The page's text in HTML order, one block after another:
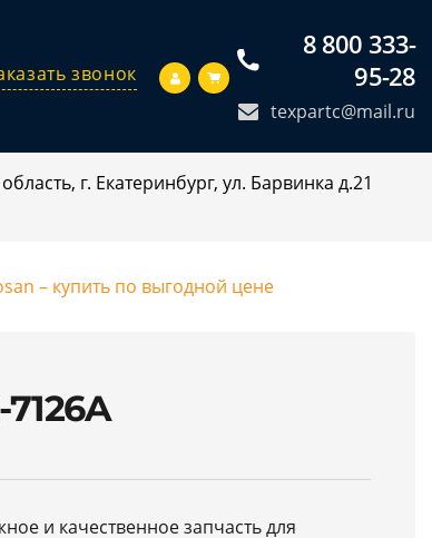
звонок
8 800 333-
95-28
texpartc@mail.ru
г. Екатеринбург, ул. Барвинка д.21
– купить по выгодной цене
и качественное запчасть для